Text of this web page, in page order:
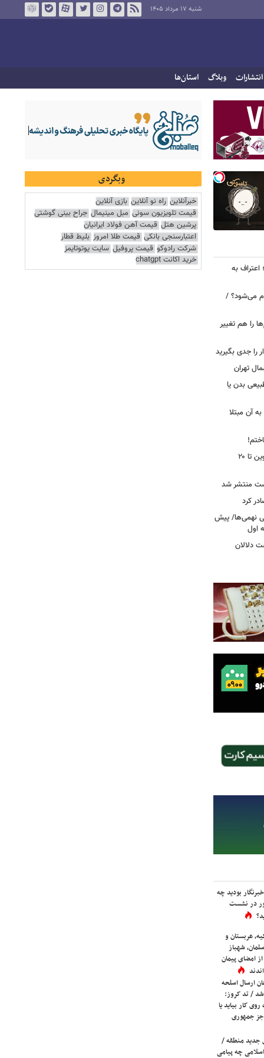
شنبه ۱۷ مرداد ۱۴۰۵
انتشارات وبلاگ استان‌ها
اعتراف به
می‌شود؟ /
را هم تغییر
جدی بگیرید
تهران
بدن یا
آن مبتلا
محدودیت تردد در آزادراه تهران کرج قزوین تا ۲۰
منتشر شد
کرد
تحصیلی نهمی‌ها/ پیش
دلالان
بودید چه
در نشست
عربستان و
شهباز
امضای پیمان
ارسال اسلحه
/ تد کروز:
کار بیاید یا
جمهوری
جدید منطقه /
چه پیامی
وبگردی
خبرآنلاین راه نو آنلاین بازی آنلاین
قیمت تلویزیون سونی مبل مینیمال جراح بینی گوشتی
پرشین هتل قیمت آهن فولاد ایرانیان
اعتبارسنجی بانکی قیمت طلا امروز بلیط قطار
شرکت رادوکو قیمت پروفیل سایت یوتوتایمز
خرید اکانت chatgpt